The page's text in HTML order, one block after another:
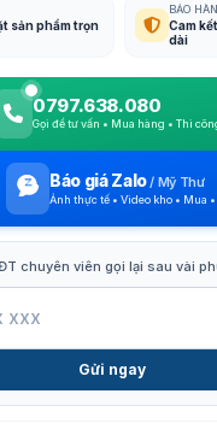
sản phẩm trọn
BẢO
Cam
dài
0797.638.080
Gọi để tư vấn • Mua hàng • Thi
Báo giá Zalo/ Mỹ Thư
Ảnh thực tế • Video kho • Mua •
chuyên viên gọi lại sau vài
Gửi ngay